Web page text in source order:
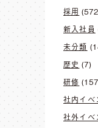
採用
新入社員
未分類
歴史 (7)
研修
社内イベ
社外イベ